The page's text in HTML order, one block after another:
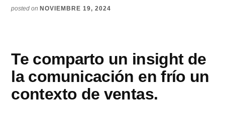
posted on NOVIEMBRE 19, 2024
Te comparto un insight de
la comunicación en frío un
contexto de ventas.